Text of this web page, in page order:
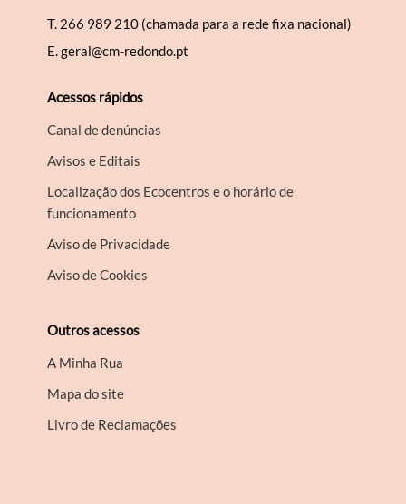
T. 266 989 210 (chamada para a rede fixa nacional)
E.geral@cm-redondo.pt
Acessos rápidos
Canal de denúncias
Avisos e Editais
Localização dos Ecocentros e o horário de
funcionamento
Aviso de Privacidade
Aviso de Cookies
Outros acessos
A Minha Rua
Mapa do site
Livro de Reclamações